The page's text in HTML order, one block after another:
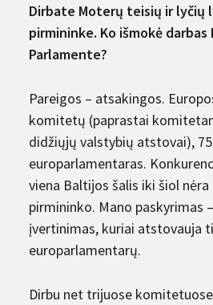
Dirbate Moterų teisių ir lyčių
pirmininke. Ko išmokė darbas
Parlamente?
Pareigos – atsakingos.
komitetų (paprastai
didžiųjų valstybių atstovai),
europarlamentaras.
viena Baltijos šalis iki šiol
pirmininko. Mano paskyrimas
įvertinimas, kuriai atstovauja
europarlamentarų.
Dirbu net trijuose